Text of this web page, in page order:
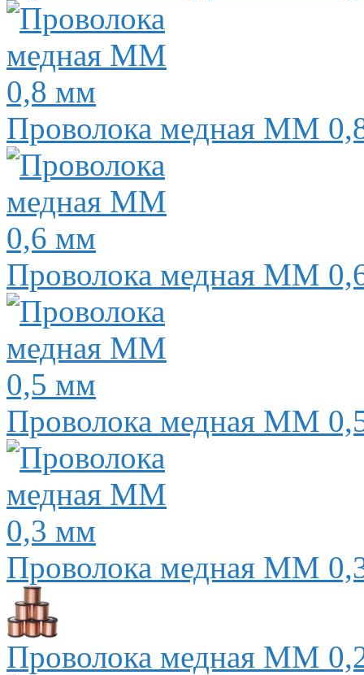
Проволока медная ММ
Проволока медная ММ
Проволока медная ММ
Проволока медная ММ
Проволока медная ММ